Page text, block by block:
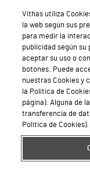
Política
Vithas utiliza
la web según sus
para medir la
publicidad según su
aceptar su uso o
botones. Puede
nuestras Cookies y
la Política de
página). Alguna de
transferencia de
Política de Cookies).